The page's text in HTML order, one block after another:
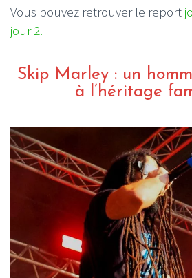
Vous pouvez retrouver le report
jour 2.
Skip Marley : un
à l’héritage